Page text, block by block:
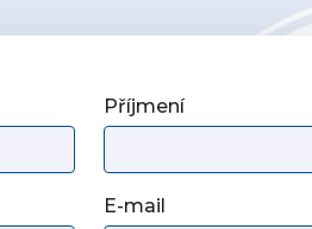
Příjmení
E-mail